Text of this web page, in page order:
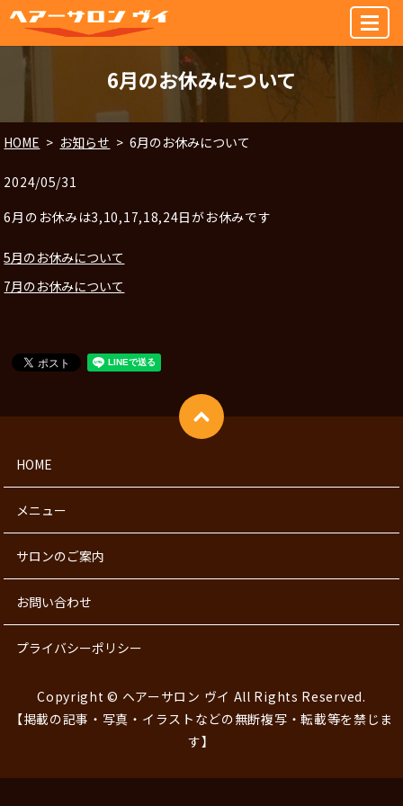
MENU
6月のお休みについて
HOME お知らせ 6月のお休みについて
2024/05/31
6月のお休みは3,10,17,18,24日がお休みです
5月のお休みについて
7月のお休みについて
HOME
メニュー
サロンのご案内
お問い合わせ
プライバシーポリシー
Copyright © ヘアーサロン ヴイ All Rights Reserved.
【掲載の記事・写真・イラストなどの無断複写・転載等を禁じま
す】